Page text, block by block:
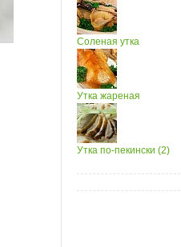
Соленая утка
Утка жареная
Утка по-пекински (2)